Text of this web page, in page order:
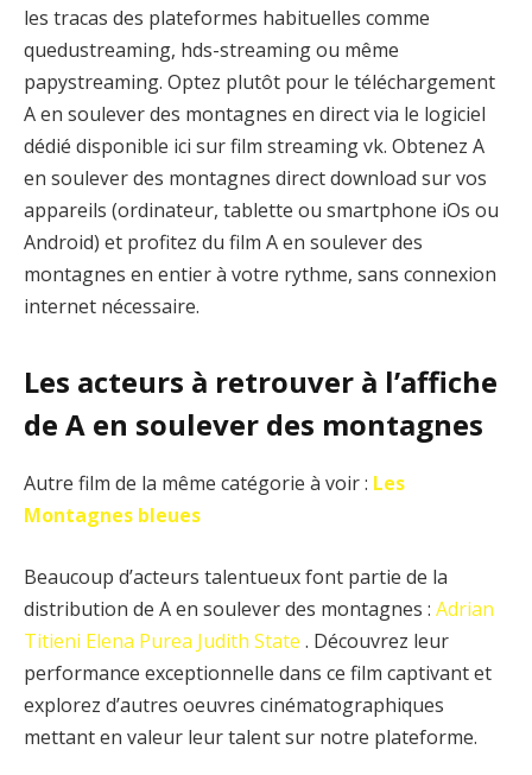
les tracas des plateformes habituelles comme
quedustreaming, hds-streaming ou même
papystreaming. Optez plutôt pour le téléchargement
A en soulever des montagnes en direct via le logiciel
dédié disponible ici sur film streaming vk. Obtenez A
en soulever des montagnes direct download sur vos
appareils (ordinateur, tablette ou smartphone iOs ou
Android) et profitez du film A en soulever des
montagnes en entier à votre rythme, sans connexion
internet nécessaire.
Les acteurs à retrouver à l’affiche
de A en soulever des montagnes
Autre film de la même catégorie à voir : Les
Montagnes bleues
Beaucoup d’acteurs talentueux font partie de la
distribution de A en soulever des montagnes : Adrian
Titieni Elena Purea Judith State . Découvrez leur
performance exceptionnelle dans ce film captivant et
explorez d’autres oeuvres cinématographiques
mettant en valeur leur talent sur notre plateforme.